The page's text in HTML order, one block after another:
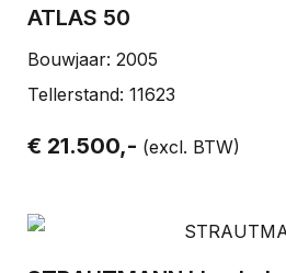
ATLAS 50
Bouwjaar: 2005
Tellerstand: 11623
€ 21.500,- (excl. BTW)